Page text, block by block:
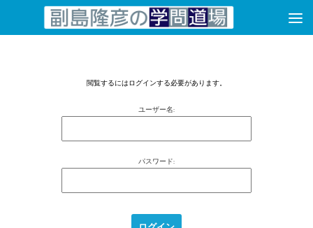
コンテンツへスキップ
閲覧するにはログインする必要があります。
ユーザー名:
パスワード: